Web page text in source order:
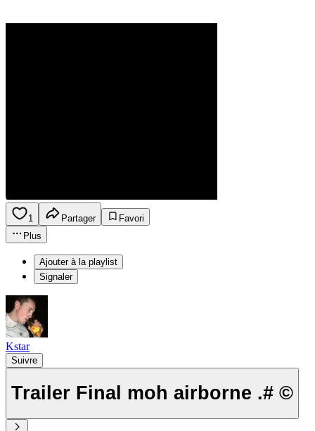
1 Partager
Favori
Plus
Ajouter à la playlist
Signaler
Kstar
Suivre
Trailer Final moh airborne .# ©